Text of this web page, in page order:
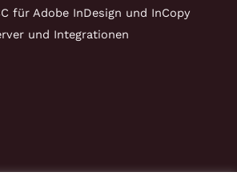
für Adobe InDesign und InCopy
und Integrationen